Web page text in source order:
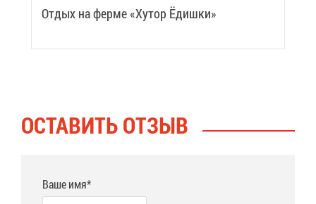
От­дых на фер­ме «Ху­тор Ёдиш­ки»
ОСТА­ВИТЬ ОТ­ЗЫВ
Ваше имя*